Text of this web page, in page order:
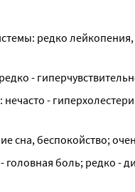
редко
-
-
сна, беспокойство;
боль; редко -